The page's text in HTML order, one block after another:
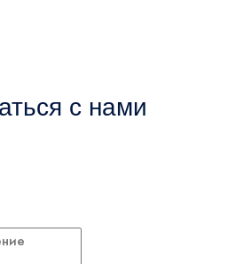
с нами